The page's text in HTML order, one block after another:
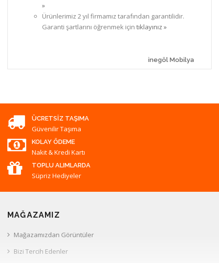
»
Ürünlerimiz 2 yıl firmamız tarafından garantilidir.
Garanti şartlarını öğrenmek için tıklayınız »
inegöl Mobilya
ÜCRETSIZ TAŞIMA
Güvenilir Taşıma
KOLAY ÖDEME
Nakit & Kredi Kartı
TOPLU ALIMLARDA
Süpriz Hediyeler
MAĞAZAMIZ
Mağazamızdan Görüntüler
Bizi Tercih Edenler